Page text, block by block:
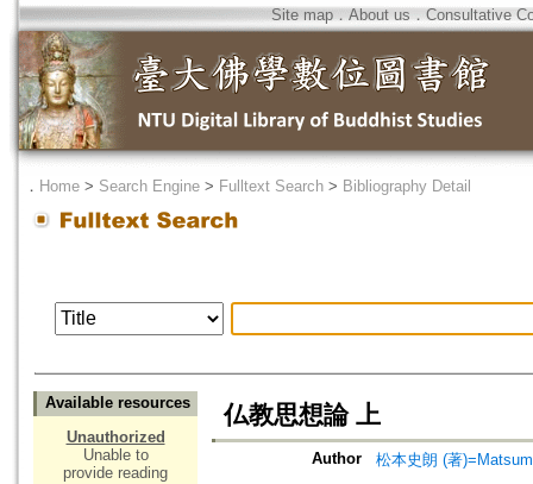
Site map．About us ． Consultative
． Home > Search Engine > Fulltext Search > Bibliography Detail
Available resources
Unauthorized
Unable to
provide reading
仏教思想論 上
Author
松本史朗 (著